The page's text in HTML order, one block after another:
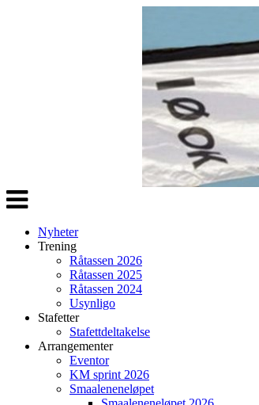
Veksle
navigasjon
Nyheter
Trening
Råtassen 2026
Råtassen 2025
Råtassen 2024
Usynligo
Stafetter
Stafettdeltakelse
Arrangementer
Eventor
KM sprint 2026
Smaaleneneløpet